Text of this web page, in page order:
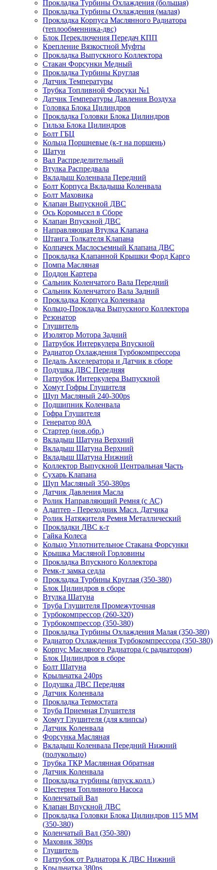
Прокладка Турбины Охлаждения (большая)
Прокладка Турбины Охлаждения (малая)
Прокладка Корпуса Маслянного Радиатора
(теплообменника-двс)
Блок Переключения Передач КПП
Крепление Вязкостной Муфты
Прокладка Выпускного Коллектора
Стакан Форсунки Медный
Прокладка Турбины Круглая
Датчик Температуры
Трубка Топливной Форсуки №1
Датчик Температуры Давления Воздуха
Головка Блока Цилиндров
Прокладка Головки Блока Цилиндров
Гильза Блока Цилиндров
Болт ГБЦ
Кольца Поршневые (к-т на поршень)
Шатун
Вал Распределительный
Втулка Распредвала
Вкладыш Коленвала Передний
Болт Корпуса Вкладыша Коленвала
Болт Маховика
Клапан Выпускной ДВС
Ось Коромысел в Сборе
Клапан Впускной ДВС
Направляющая Втулка Клапана
Штанга Толкателя Клапана
Колпачек Маслосъемный Клапана ДВС
Прокладка Клапанной Крышки Форд Карго
Помпа Масляная
Поддон Картера
Сальник Коленчатого Вала Передний
Сальник Коленчатого Вала Задний
Прокладка Корпуса Коленвала
Кольцо-Прокладка Выпускного Коллектора
Резонатор
Глушитель
Изолятор Мотора Задний
Патрубок Интеркулера Впускной
Радиатор Охлаждения Турбокомпрессора
Педаль Акселератора и Датчик в сборе
Подушка ДВС Передняя
Патрубок Интеркулера Выпускной
Хомут Гофры Глушителя
Щуп Масляный 240-300ps
Подшипник Коленвала
Гофра Глушителя
Генератор 80A
Стартер (нов.обр.)
Вкладыш Шатуна Верхний
Вкладыш Шатуна Верхний
Вкладыш Шатуна Нижний
Коллектор Выпускной Центральная Часть
Сухарь Клапана
Щуп Масляный 350-380ps
Датчик Давления Масла
Ролик Направляющий Ремня (с АС)
Адаптер - Переходник Масл. Датчика
Ролик Натяжителя Ремня Металлический
Прокладки ДВС к-т
Гайка Колеса
Кольцо Уплотнительное Стакана Форсунки
Крышка Масляной Горловины
Прокладка Впускного Коллектора
Ремк-т замка седла
Прокладка Турбины Круглая (350-380)
Блок Цилиндров в сборе
Втулка Шатуна
Труба Глушителя Промежуточная
Турбокомпрессор (260-320)
Турбокомпрессор (350-380)
Прокладка Турбины Охлаждения Малая (350-380)
Радиатор Охлаждения Турбокомпрессора (350-380)
Корпус Масляного Радиатора (с радиатором)
Блок Цилиндров в сборе
Болт Шатуна
Крыльчатка 240ps
Подушка ДВС Передняя
Датчик Коленвала
Прокладка Термостата
Труба Приемная Глушителя
Хомут Глушителя (для клипсы)
Датчик Коленвала
Форсунка Масляная
Вкладыш Коленвала Передний Нижний
(полукольцо)
Трубка ТКР Маслянная Обратная
Датчик Коленвала
Прокладка турбины (впуск.колл.)
Шестерня Топливного Насоса
Коленчатый Вал
Клапан Впускной ДВС
Прокладка Головки Блока Цилиндров 115 ММ
(350-380)
Коленчатый Вал (350-380)
Маховик 380ps
Глушитель
Патрубок от Радиатора К ДВС Нижний
Крыльчатка 380ps